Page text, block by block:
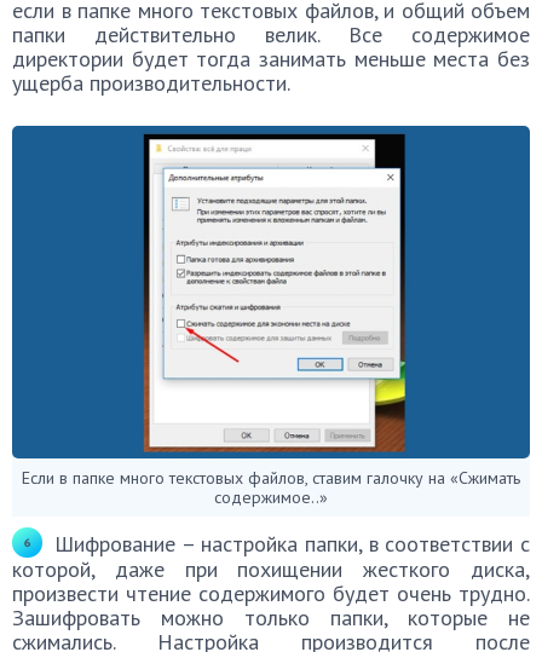
если в папке много текстовых файлов, и общий объем
папки действительно велик. Все содержимое
директории будет тогда занимать меньше места без
ущерба производительности.
Если в папке много текстовых файлов, ставим галочку на «Сжимать
содержимое..»
Шифрование – настройка папки, в соответствии с
которой, даже при похищении жесткого диска,
произвести чтение содержимого будет очень трудно.
Зашифровать можно только папки, которые не
сжимались. Настройка производится после